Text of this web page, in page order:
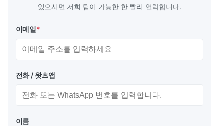
있으시면 저희 팀이 가능한 한 빨리 연락합니다.
이메일*
전화 / 왓츠앱
이름